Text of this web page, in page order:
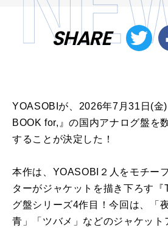
SHARE
YOASOBIが、2026年7月31日(金
BOOK for,』の国内アナログ盤を
することが決定した！
本作は、YOASOBI２人をモチー
ターがジャケットを描き下ろす『
グ盤シリーズ4作目！今回は、「
青」「ツバメ」などのジャケット